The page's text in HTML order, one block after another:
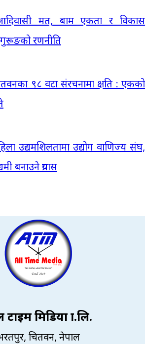
मत, बाम एकता र विकास
गुरूङको रणनीति
९८ वटा संरचनामा क्षति : एकको
उद्यमशिलतामा उद्योग वाणिज्य संघ,
बनाउने प्रयास
मिडिया प्रा.लि.
चितवन, नेपाल